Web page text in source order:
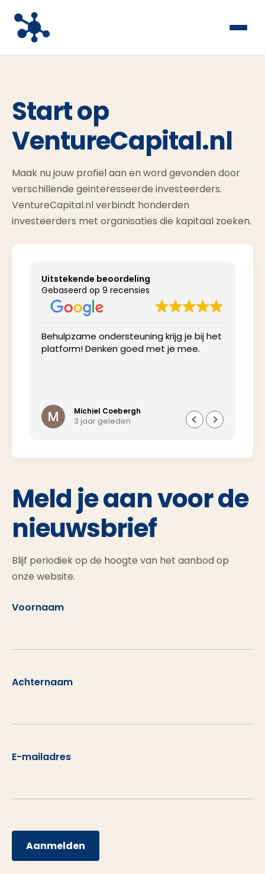
Start op
VentureCapital.nl
Maak nu jouw profiel aan en word gevonden door
verschillende geinteresseerde investeerders.
VentureCapital.nl verbindt honderden
investeerders met organisaties die kapitaal zoeken.
Uitstekende beoordeling
Gebaseerd op 9 recensies
Behulpzame ondersteuning krijg je bij het
platform! Denken goed met je mee.
Michiel Coebergh
3 jaar geleden
Meld je aan voor de
nieuwsbrief
Blijf periodiek op de hoogte van het aanbod op
onze website.
Voornaam
Achternaam
E-mailadres
Aanmelden